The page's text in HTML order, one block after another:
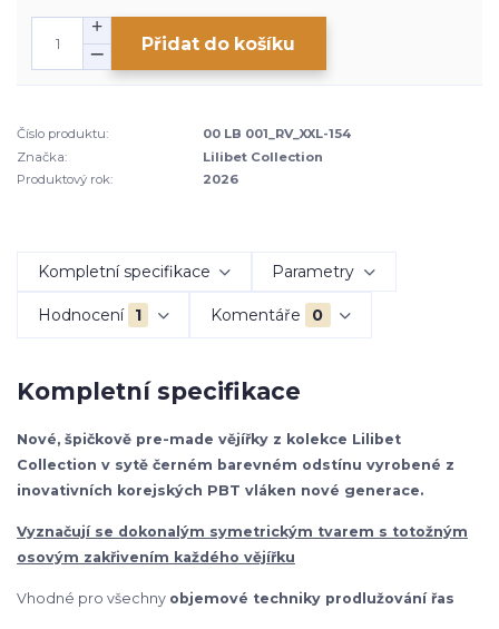
Přidat do košíku
Číslo produktu:
00 LB 001_RV_XXL-154
Značka:
Lilibet Collection
Produktový rok:
2026
Kompletní specifikace Parametry
Hodnocení 1 Komentáře 0
Kompletní specifikace
Nové, špičkově pre-made vějířky z kolekce Lilibet
Collection v sytě černém barevném odstínu vyrobené z
inovativních korejských PBT vláken nové generace.
Vyznačují se dokonalým symetrickým tvarem s totožným
osovým zakřivením každého vějířku
Vhodné pro všechny objemové techniky prodlužování řas